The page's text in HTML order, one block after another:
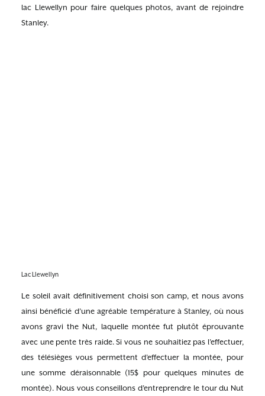
lac Llewellyn pour faire quelques photos, avant de rejoindre
Stanley.
Lac Llewellyn
Le soleil avait définitivement choisi son camp, et nous avons
ainsi bénéficié d’une agréable température à Stanley, où nous
avons gravi the Nut, laquelle montée fut plutôt éprouvante
avec une pente très raide. Si vous ne souhaitiez pas l’effectuer,
des télésièges vous permettent d’effectuer la montée, pour
une somme déraisonnable (15$ pour quelques minutes de
montée). Nous vous conseillons d’entreprendre le tour du Nut